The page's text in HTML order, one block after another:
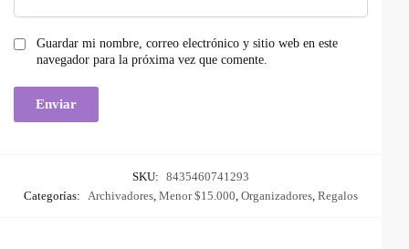
Guardar mi nombre, correo electrónico y sitio web en este
navegador para la próxima vez que comente.
SKU: 8435460741293
Categorías:
Archivadores Menor $15.000 Organizadores Regalos